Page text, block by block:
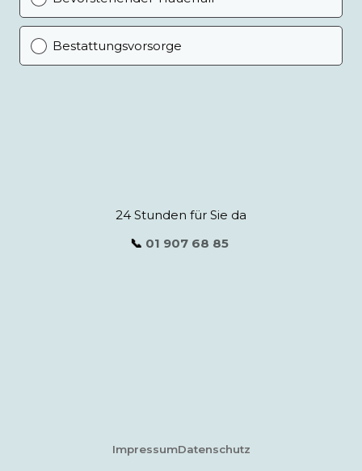
Bestattungsvorsorge
24 Stunden für Sie da
📞 01 907 68 85
ImpressumDatenschutz